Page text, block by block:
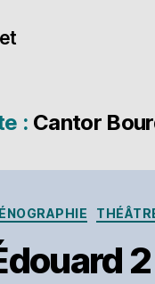
: Cantor
Catégories
2